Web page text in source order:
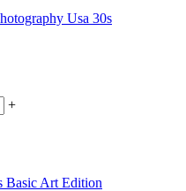
Usa 30s
+
Basic Art Edition